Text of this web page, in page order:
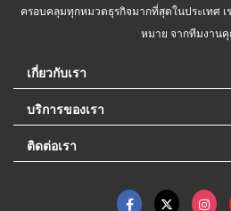
ครอบคลุมทุกหมวดธุรกิจมากที่สุดในประเทศ
หมาย จากทีมงาน
เกี่ยวกับเรา
บริการของเรา
ติดต่อเรา